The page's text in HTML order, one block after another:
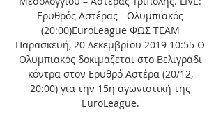
Ερυθρός Αστέρας - Ολυμπιακός
(20:00)EuroLeague ΦΩΣ TEAM
Παρασκευή, 20 Δεκεμβρίου 2019 10:55 Ο
Ολυμπιακός δοκιμάζεται στο Βελιγράδι
κόντρα στον Ερυθρό Αστέρα (20/12,
20:00) για την 15η αγωνιστική της
EuroLeague.